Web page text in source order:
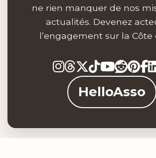
ne rien manquer de nos
actualités. Devenez
l’engagement sur la Côte
HelloAsso